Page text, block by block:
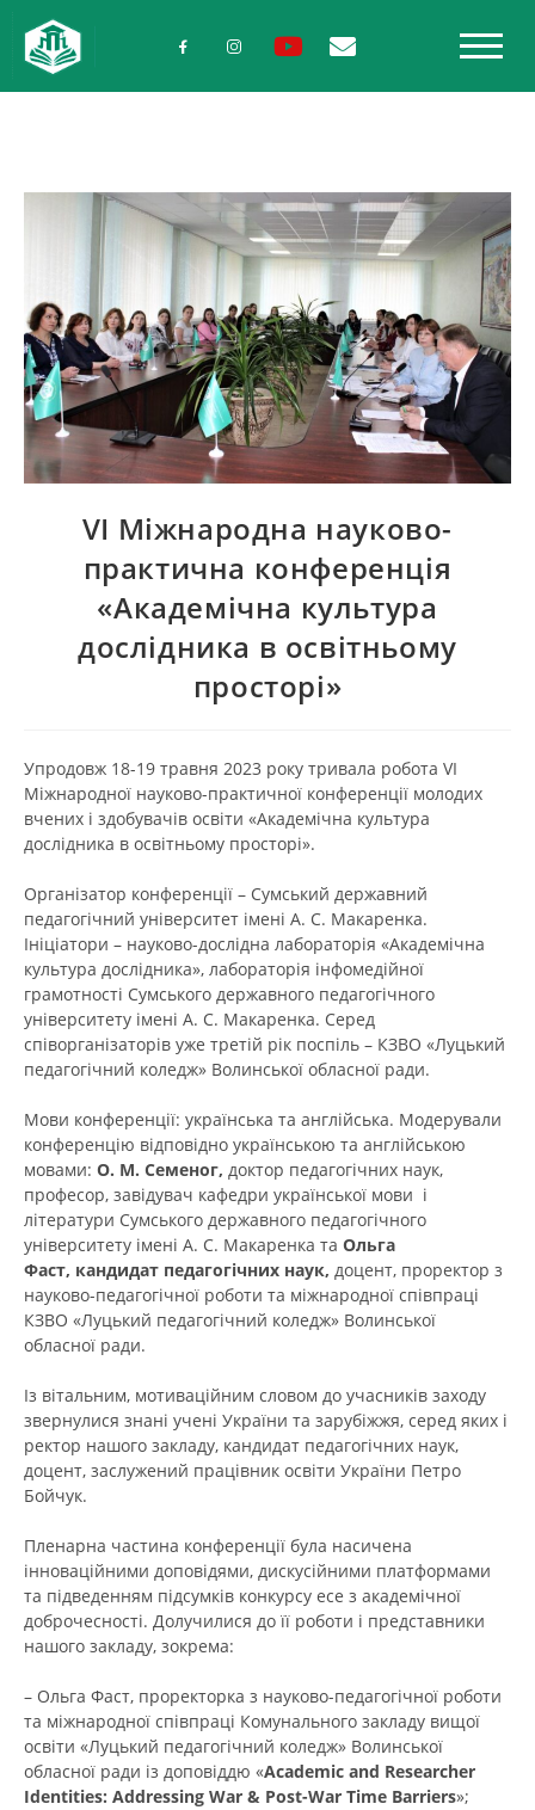
VІ Міжнародна науково-
практична конференція
«Академічна культура
дослідника в освітньому
просторі»
Упродовж 18-19 травня 2023 року тривала робота VІ
Міжнародної науково-практичної конференції молодих
вчених і здобувачів освіти «Академічна культура
дослідника в освітньому просторі».
Організатор конференції – Сумський державний
педагогічний університет імені А. С. Макаренка.
Ініціатори – науково-дослідна лабораторія «Академічна
культура дослідника», лабораторія інфомедійної
грамотності Сумського державного педагогічного
університету імені А. С. Макаренка. Серед
співорганізаторів уже третій рік поспіль – КЗВО «Луцький
педагогічний коледж» Волинської обласної ради.
Мови конференції: українська та англійська. Модерували
конференцію відповідно українською та англійською
мовами: О. М. Семеног, доктор педагогічних наук,
професор, завідувач кафедри української мови і
літератури Сумського державного педагогічного
університету імені А. С. Макаренка та Ольга
Фаст, кандидат педагогічних наук, доцент, проректор з
науково-педагогічної роботи та міжнародної співпраці
КЗВО «Луцький педагогічний коледж» Волинської
обласної ради.
Із вітальним, мотиваційним словом до учасників заходу
звернулися знані учені України та зарубіжжя, серед яких і
ректор нашого закладу, кандидат педагогічних наук,
доцент, заслужений працівник освіти України Петро
Бойчук.
Пленарна частина конференції була насичена
інноваційними доповідями, дискусійними платформами
та підведенням підсумків конкурсу есе з академічної
доброчесності. Долучилися до її роботи і представники
нашого закладу, зокрема:
– Ольга Фаст, проректорка з науково-педагогічної роботи
та міжнародної співпраці Комунального закладу вищої
освіти «Луцький педагогічний коледж» Волинської
обласної ради із доповіддю «Academic and Researcher
Identities: Addressing War & Post-War Time Barriers»;